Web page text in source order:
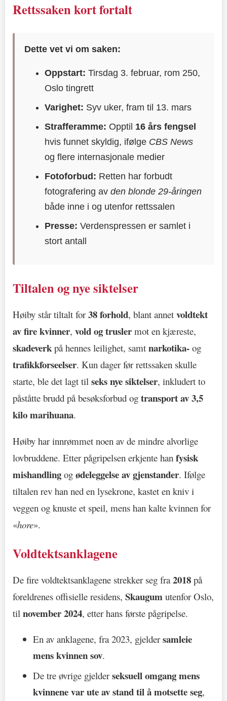
Rettssaken kort fortalt
Dette vet vi om saken:
Oppstart: Tirsdag 3. februar, rom 250,
Oslo tingrett
Varighet: Syv uker, fram til 13. mars
Strafferamme: Opptil 16 års fengsel
hvis funnet skyldig, ifølge CBS News
og flere internasjonale medier
Fotoforbud: Retten har forbudt
fotografering avden blonde 29-åringen
både inne i og utenfor rettssalen
Presse: Verdenspressen er samlet i
stort antall
Tiltalen og nye siktelser
Høiby står tiltalt for38 forhold, blant annet voldtekt
av fire kvinner, vold og trusler mot en kjæreste,
skadeverk på hennes leilighet, samt narkotika- og
trafikkforseelser. Kun dager før rettssaken skulle
starte, ble det lagt til seks nye siktelser, inkludert to
påståtte brudd på besøksforbud og transport av 3,5
kilo marihuana.
Høiby har innrømmet noen av de mindre alvorlige
lovbruddene. Etter pågripelsen erkjente han fysisk
mishandling og ødeleggelse av gjenstander. Ifølge
tiltalen rev han ned en lysekrone, kastet en kniv i
veggen og knuste et speil, mens han kalte kvinnen for
«hore».
Voldtektsanklagene
De fire voldtektsanklagene strekker seg fra2018 på
foreldrenes offisielle residens, Skaugum utenfor Oslo,
til november 2024, etter hans første pågripelse.
En av anklagene, fra 2023, gjeldersamleie
mens kvinnen sov.
De tre øvrige gjelderseksuell omgang mens
kvinnene var ute av stand til å motsette seg,